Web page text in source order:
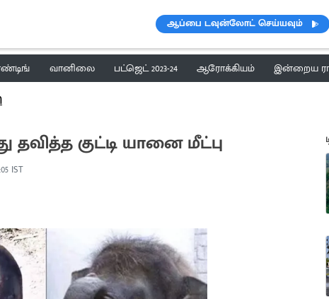
ஆப்பை டவுன்லோட் செய்யவும்
வானிலை பட்ஜெட் 2023-24 ஆரோக்கியம் இன்றைய
தவித்த குட்டி யானை மீட்பு
IST